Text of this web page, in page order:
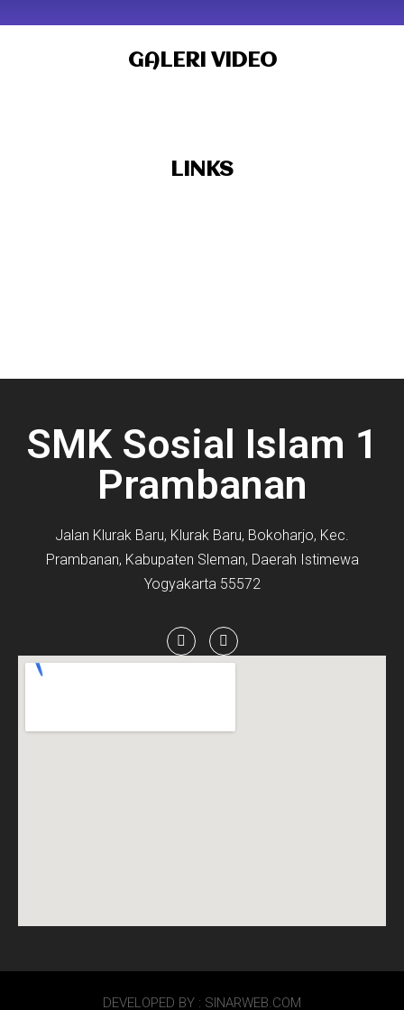
GALERI VIDEO
LINKS
SMK Sosial Islam 1
Prambanan
Jalan Klurak Baru, Klurak Baru, Bokoharjo, Kec.
Prambanan, Kabupaten Sleman, Daerah Istimewa
Yogyakarta 55572
DEVELOPED BY : SINARWEB.COM